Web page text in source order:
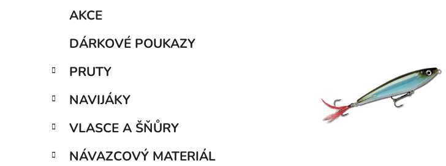
r
n
n
í
p
Přeskočit
kategorie
o
i
AKCE
DÁRKOVÉ POUKAZY
PRUTY
NAVIJÁKY
VLASCE A ŠŇŮRY
NÁVAZCOVÝ MATERIÁL